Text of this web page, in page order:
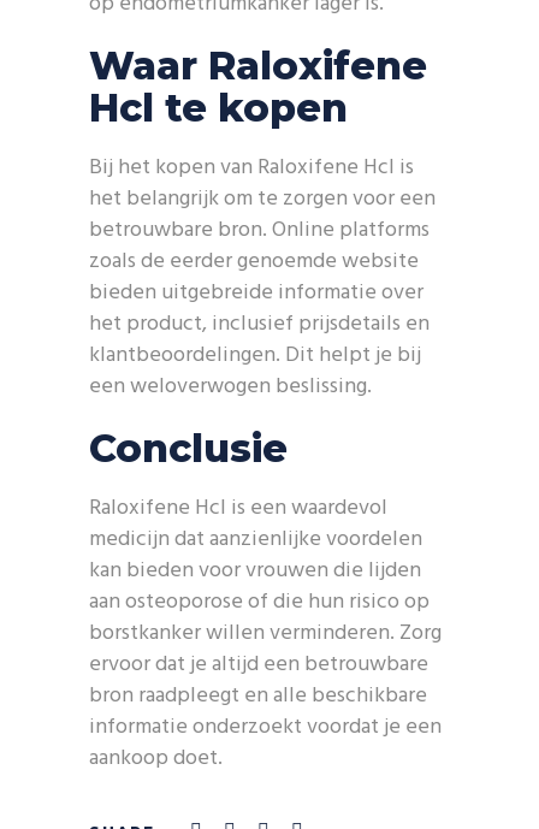
Waar Raloxifene
Hcl te kopen
Bij het kopen van Raloxifene Hcl is
het belangrijk om te zorgen voor een
betrouwbare bron. Online platforms
zoals de eerder genoemde website
bieden uitgebreide informatie over
het product, inclusief prijsdetails en
klantbeoordelingen. Dit helpt je bij
een weloverwogen beslissing.
Conclusie
Raloxifene Hcl is een waardevol
medicijn dat aanzienlijke voordelen
kan bieden voor vrouwen die lijden
aan osteoporose of die hun risico op
borstkanker willen verminderen. Zorg
ervoor dat je altijd een betrouwbare
bron raadpleegt en alle beschikbare
informatie onderzoekt voordat je een
aankoop doet.